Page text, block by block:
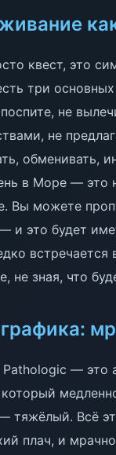
квест, это
три
не
не
в Море — это
Вы можете
и это будет
не зная, что
Pathologic — это
тяжёлый. Всё
плач, и